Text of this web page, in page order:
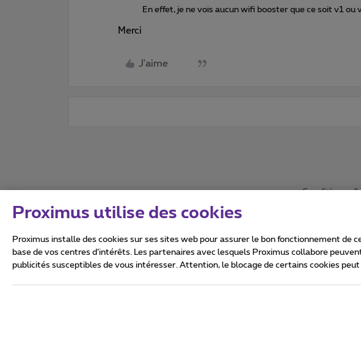
En effet, je ne vois aucun wifi booster que ce soit v1 ou
Merci
J'aime
Conditions
Tous droits réservés. ©2026Proximus
Proximus utilise des cookies
Proximus installe des cookies sur ses sites web pour assurer le bon fonctionnement
base de vos centres d’intérêts. Les partenaires avec lesquels Proximus collabore
publicités susceptibles de vous intéresser. Attention, le blocage de certains cookies